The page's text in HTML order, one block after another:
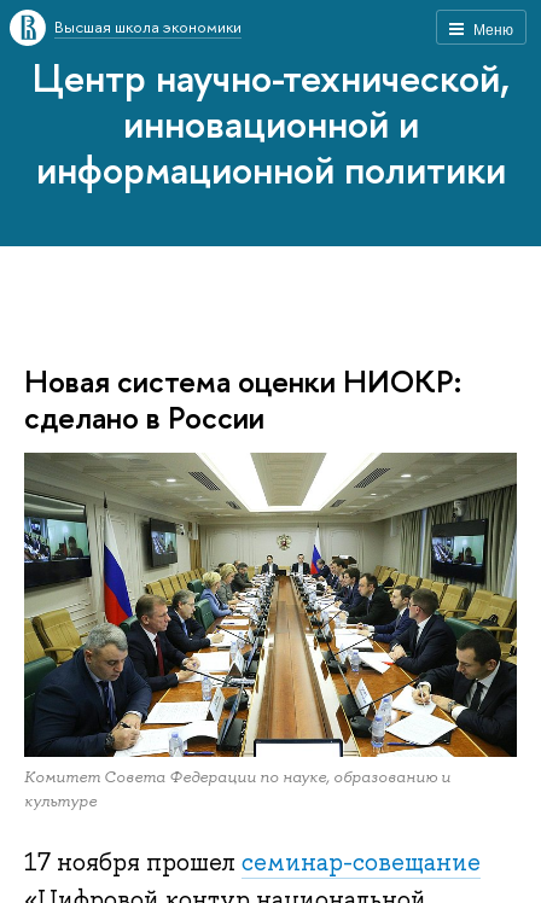
Меню
Высшая школа экономики
Центр научно-технической,
инновационной и
информационной политики
Новая система оценки НИОКР:
сделано в России
Комитет Совета Федерации по науке, образованию и
культуре
17 ноября прошел семинар-совещание